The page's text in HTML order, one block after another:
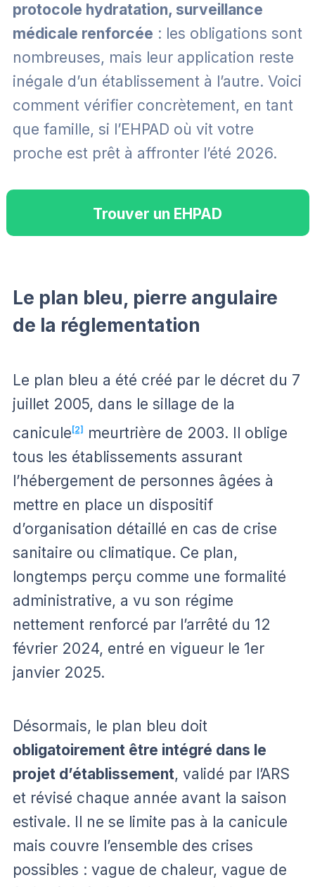
protocole hydratation, surveillance
médicale renforcée : les obligations sont
nombreuses, mais leur application reste
inégale d’un établissement à l’autre. Voici
comment vérifier concrètement, en tant
que famille, si l’EHPAD où vit votre
proche est prêt à affronter l’été 2026.
Trouver un EHPAD
Le plan bleu, pierre angulaire
de la réglementation
Le plan bleu a été créé par le décret du 7
juillet 2005, dans le sillage de la
canicule [2]
meurtrière de 2003. Il oblige
tous les établissements assurant
l’hébergement de personnes âgées à
mettre en place un dispositif
d’organisation détaillé en cas de crise
sanitaire ou climatique. Ce plan,
longtemps perçu comme une formalité
administrative, a vu son régime
nettement renforcé par l’arrêté du 12
février 2024, entré en vigueur le 1er
janvier 2025.
Désormais, le plan bleu doit
obligatoirement être intégré dans le
projet d’établissement, validé par l’ARS
et révisé chaque année avant la saison
estivale. Il ne se limite pas à la canicule
mais couvre l’ensemble des crises
possibles : vague de chaleur, vague de